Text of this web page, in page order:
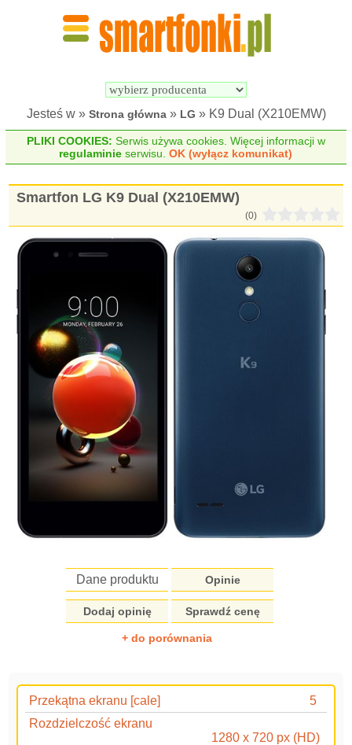
Jesteś w » Strona główna» LG » K9 Dual (X210EMW)
PLIKI COOKIES: Serwis używa cookies. Więcej informacji w
regulaminie serwisu.OK (wyłącz komunikat)
Smartfon LG K9 Dual (X210EMW)
(0)
Dane produktu Opinie
Dodaj opinię Sprawdź cenę
+ do porównania
Przekątna ekranu [cale]
5
Rozdzielczość ekranu
1280 x 720 px (HD)